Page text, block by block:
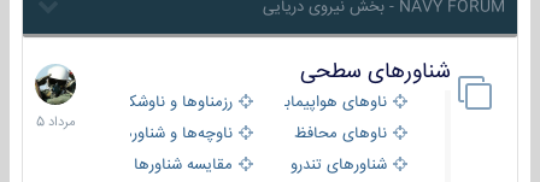
NAVY FORUM - بخش نیروی دریایی
شناورهای سطحی
ناوهای هواپیمابر و بالگرد بررزمناوها و ناوشکن‌ها
ناوهای محافظ
ناوچه‌ها و شناورهای گشتی
شناورهای تندرو
مقایسه شناورها
2
مرداد
1405